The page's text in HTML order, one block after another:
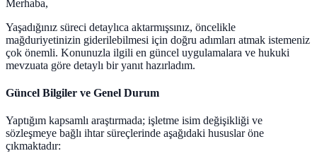
Merhaba,
Yaşadığınız süreci detaylıca aktarmışsınız, öncelikle
mağduriyetinizin giderilebilmesi için doğru adımları atmak istemeniz
çok önemli. Konunuzla ilgili en güncel uygulamalara ve hukuki
mevzuata göre detaylı bir yanıt hazırladım.
Güncel Bilgiler ve Genel Durum
Yaptığım kapsamlı araştırmada; işletme isim değişikliği ve
sözleşmeye bağlı ihtar süreçlerinde aşağıdaki hususlar öne
çıkmaktadır: